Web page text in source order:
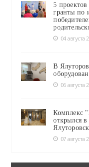
5
гранты по
04 августа
В
06 августа
Комплекс
открылся
07 августа